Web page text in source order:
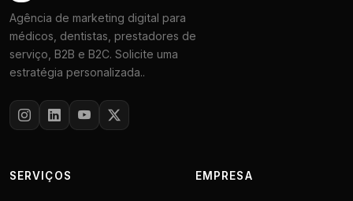
Agência de marketing digital para
médicos, dentistas, prestadores de
serviço, B2B e B2C. Solicite uma
estratégia personalizada..
SERVIÇOS EMPRESA